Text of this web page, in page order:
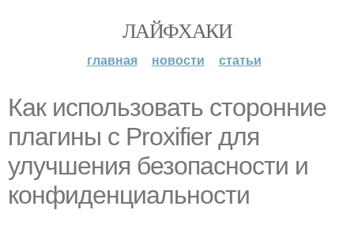
ЛАЙФХАКИ
главная новости статьи
Как использовать сторонние
плагины с Proxifier для
улучшения безопасности и
конфиденциальности